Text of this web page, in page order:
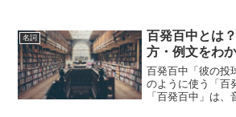
や使い方や類語に
例を紹介して、わ
名詞
百発百中とは
方・例文をわ
百発百中「彼の投
のように使う「百
「百発百中」は